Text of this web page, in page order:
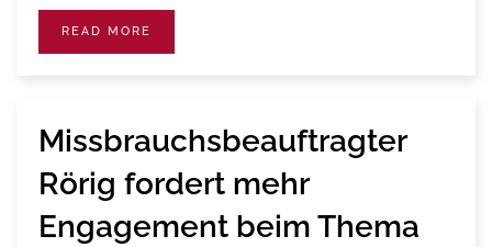
READ MORE
Missbrauchsbeauftragter
Rörig fordert mehr
Engagement beim Thema